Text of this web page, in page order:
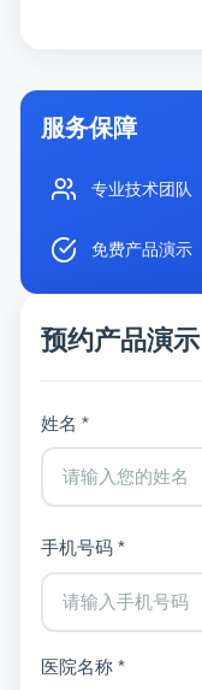
服务保障
专业技术团队
免费产品演示
预约产品演示
姓名 *
手机号码 *
医院名称 *